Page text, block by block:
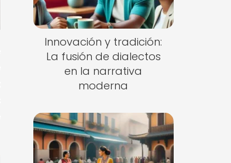
Innovación y tradición:
La fusión de dialectos
en la narrativa
moderna